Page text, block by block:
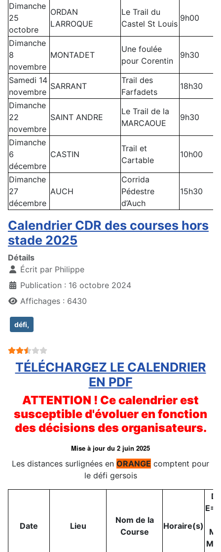
Dimanche
25
octobre
ORDAN
LARROQUE
Le Trail du
Castel St Louis
9h00
Dimanche
8
novembre
MONTADET
Une foulée
pour Corentin
9h30
Samedi 14
novembre
SARRANT
Trail des
Farfadets
18h30
Dimanche
22
novembre
SAINT ANDRE
Le Trail de la
MARCAOUE
9h30
Dimanche
6
décembre
CASTIN
Trail et
Cartable
10h00
Dimanche
27
décembre
AUCH
Corrida
Pédestre
d’Auch
15h30
Calendrier CDR des courses hors
stade 2025
Détails
Écrit par Philippe
Publication : 16 octobre 2024
Affichages : 6430
défi,
Vote utilisateur:
TÉLÉCHARGEZ LE CALENDRIER
EN PDF
ATTENTION ! Ce calendrier est
susceptible d'évoluer en fonction
des décisions des organisateurs.
Mise à jour du 2 juin 2025
Les distances surlignées en ORANGE comptent pour
le défi gersois
Date Lieu
Nom de la
Course
Horaire(s)